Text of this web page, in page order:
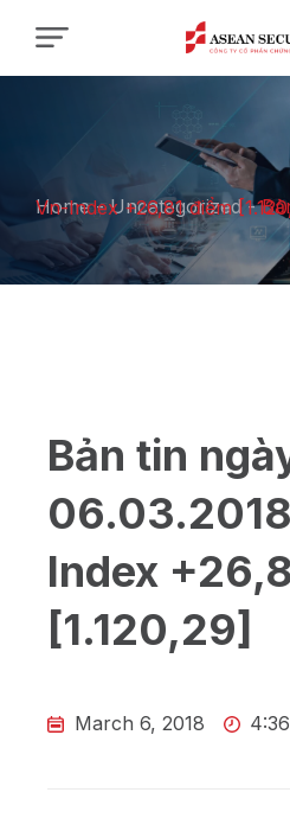
Home-Uncategorized-
Bản tin ngày 06.03.2018 – Vn-Index +26,81 điểm
Bản tin
Index
[1.120,29]
March 6, 2018